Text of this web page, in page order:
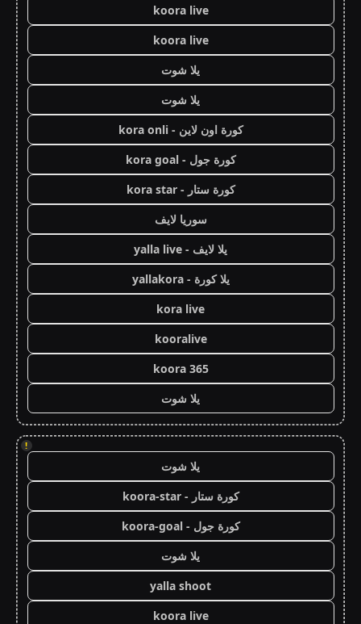
koora live
koora live
يلا شوت
يلا شوت
كورة اون لاين - kora onli
كورة جول - kora goal
كورة ستار - kora star
سوريا لايف
يلا لايف - yalla live
يلا كورة - yallakora
kora live
kooralive
koora 365
يلا شوت
!
يلا شوت
كورة ستار - koora-star
كورة جول - koora-goal
يلا شوت
yalla shoot
koora live